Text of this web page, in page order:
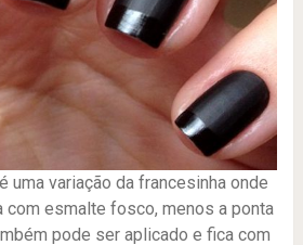
uma variação da francesinha onde
com esmalte fosco, menos a ponta
pode ser aplicado e fica com